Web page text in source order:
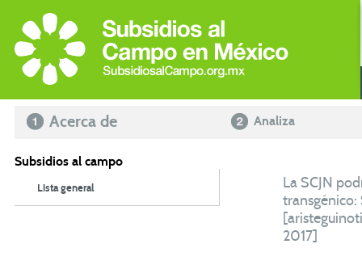
Acerca de Analiza
Subsidios al campo
Lista general
La SCJN
transgénico:
2017]